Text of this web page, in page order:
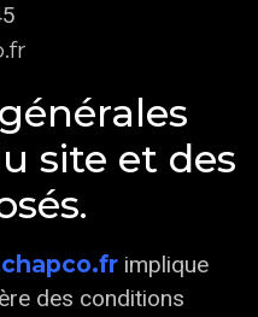
site et des
implique
des conditions